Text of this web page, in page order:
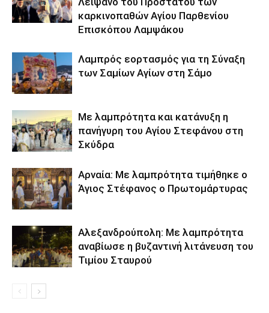
καρκινοπαθών Αγίου Παρθενίου
Επισκόπου Λαμψάκου
Λαμπρός εορτασμός για τη Σύναξη
των Σαμίων Αγίων στη Σάμο
Με λαμπρότητα και κατάνυξη η
πανήγυρη του Αγίου Στεφάνου στη
Σκύδρα
Αρναία: Με λαμπρότητα τιμήθηκε ο
Άγιος Στέφανος ο Πρωτομάρτυρας
Αλεξανδρούπολη: Με λαμπρότητα
αναβίωσε η βυζαντινή λιτάνευση του
Τιμίου Σταυρού